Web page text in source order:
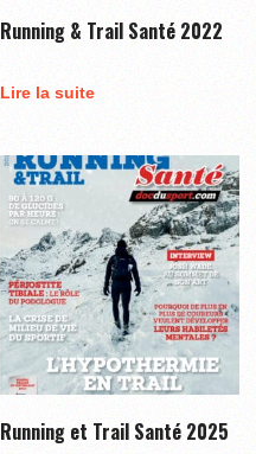
Running & Trail Santé 2022
Lire la suite
Running et Trail Santé 2025